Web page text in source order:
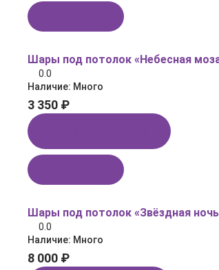
Шары под потолок «Небесная
0.0
Наличие: Много
3 350 ₽
Шары под потолок «Звёздная
0.0
Наличие: Много
8 000 ₽